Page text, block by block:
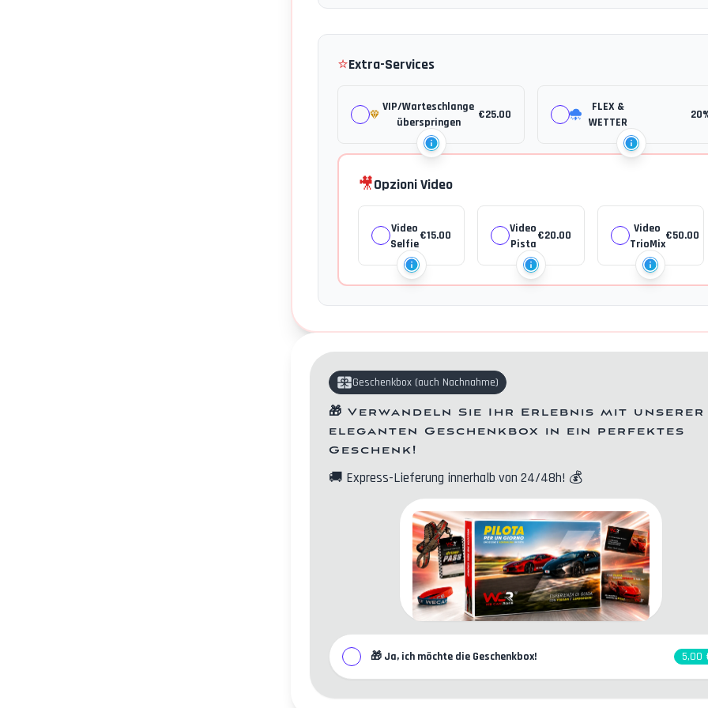
⭐Extra-Services
VIP/Warteschlange
überspringen
€25.00
FLEX &
WETTER
🎥Opzioni Video
Video
Selfie
€15.00
Video
Pista
€20.00
Video
TrioMix
€50.00
Geschenkbox (auch Nachnahme)
🎁 Verwandeln Sie Ihr Erlebnis mit unserer
eleganten Geschenkbox in ein perfektes
Geschenk!
🚚 Express-Lieferung innerhalb von 24/48h! 💰
🎁 Ja, ich möchte die Geschenkbox! 5,00